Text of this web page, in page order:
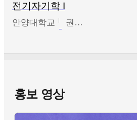
전기자기학 I
안양대학교 권원현
홍보 영상